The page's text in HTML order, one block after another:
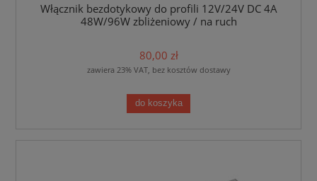
Włącznik bezdotykowy do profili 12V/24V DC 4A
48W/96W zbliżeniowy / na ruch
80,00 zł
zawiera 23% VAT, bez kosztów dostawy
do koszyka